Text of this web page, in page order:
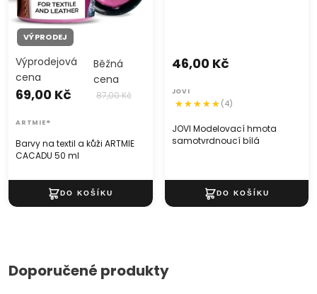
VÝPRODEJ
Barvy na textil a kůži ARTMIE
CACADU 50 ml
Výprodejová
cena
69,00 Kč
Běžná
cena
87,00 Kč
ARTMIE®
JOVI Modelovací hmota
samotvrdnoucí bílá
46,00 Kč
JOVI
(4)
Doporučené produkty